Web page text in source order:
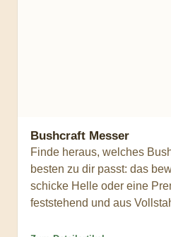
Bushcraft Messer
Finde heraus, welches
besten zu dir passt: das
schicke Helle oder eine
feststehend und aus